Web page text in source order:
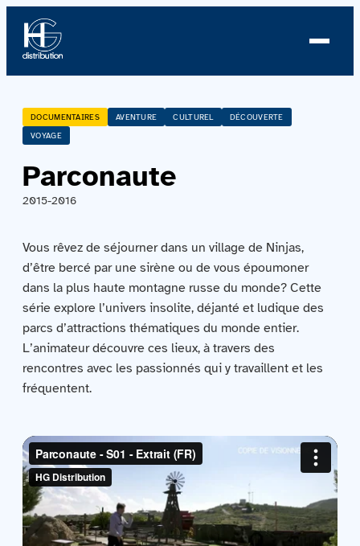
À propos
Nouvelles
Catalogue
Contactez-nous
DOCUMENTAIRES AVENTURE CULTUREL
DÉCOUVERTE
VOYAGE
Parconaute
2015-2016
Vous rêvez de séjourner dans un village de Ninjas,
d’être bercé par une sirène ou de vous époumoner
dans la plus haute montagne russe du monde? Cette
série explore l’univers insolite, déjanté et ludique des
parcs d’attractions thématiques du monde entier.
L’animateur découvre ces lieux, à travers des
rencontres avec les passionnés qui y travaillent et les
fréquentent.